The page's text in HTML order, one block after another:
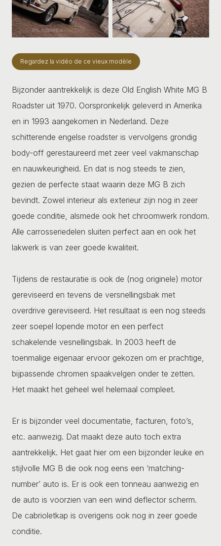
Regardez la vidéo de ce vieux modèle
Bijzonder aantrekkelijk is deze Old English White MG B
Roadster uit 1970. Oorspronkelijk geleverd in Amerika
en in 1993 aangekomen in Nederland. Deze
schitterende engelse roadster is vervolgens grondig
body-off gerestaureerd met zeer veel vakmanschap
en nauwkeurigheid. En dat is nog steeds te zien,
gezien de perfecte staat waarin deze MG B zich
bevindt. Zowel interieur als exterieur zijn nog in zeer
goede conditie, alsmede ook het chroomwerk rondom.
Alle carrosseriedelen sluiten perfect aan en ook het
lakwerk is van zeer goede kwaliteit.
Tijdens de restauratie is ook de (nog originele) motor
gereviseerd en tevens de versnellingsbak met
overdrive gereviseerd. Het resultaat is een nog steeds
zeer soepel lopende motor en een perfect
schakelende vesnellingsbak. In 2003 heeft de
toenmalige eigenaar ervoor gekozen om er prachtige,
bijpassende chromen spaakvelgen onder te zetten.
Het maakt het geheel wel helemaal compleet.
Er is bijzonder veel documentatie, facturen, foto’s,
etc. aanwezig. Dat maakt deze auto toch extra
aantrekkelijk. Het gaat hier om een bijzonder leuke en
stijlvolle MG B die ook nog eens een ‘matching-
number’ auto is. Er is ook een tonneau aanwezig en
de auto is voorzien van een wind deflector scherm.
De cabrioletkap is overigens ook nog in zeer goede
conditie.